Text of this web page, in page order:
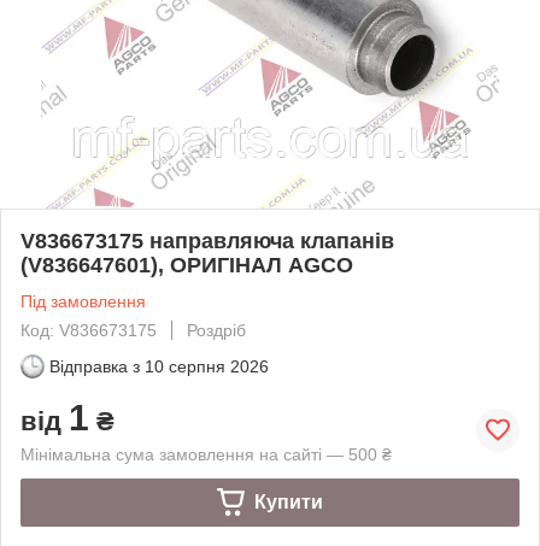
V836673175 направляюча клапанів
(V836647601), ОРИГІНАЛ AGCO
Під замовлення
Код: V836673175
Роздріб
Відправка з 10 серпня 2026
від 1 ₴
Мінімальна сума замовлення на сайті — 500 ₴
Купити